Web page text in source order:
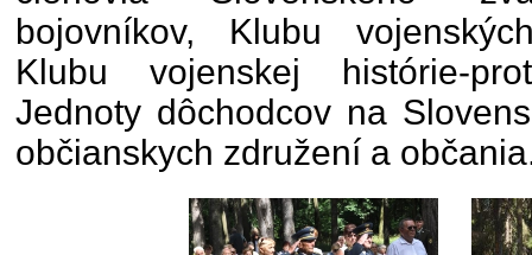
bojovníkov, Klubu
Klubu vojenskej histórie-
Jednoty dôchodcov na
občianskych združení a